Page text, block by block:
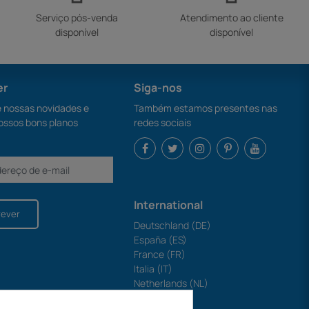
Serviço pós-venda
disponível
Atendimento ao cliente
disponível
novidades e
bons planos
Siga-nos
Também estamos presentes nas
redes sociais
International
Deutschland (DE)
España (ES)
France (FR)
Italia (IT)
Netherlands (NL)